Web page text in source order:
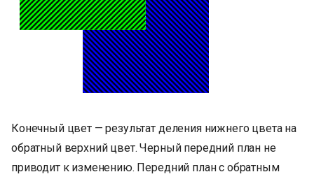
Конечный цвет — результат деления нижнего цвета на
обратный верхний цвет. Черный передний план не
приводит к изменению. Передний план с обратным